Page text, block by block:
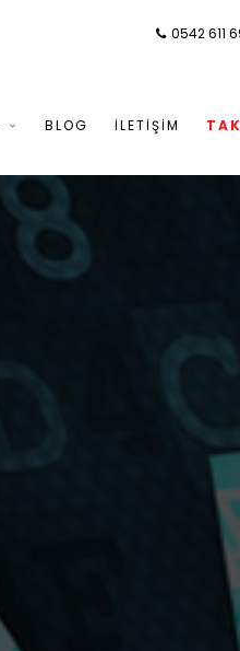
0542 611
BLOG İLETIŞIM